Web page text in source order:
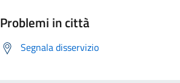
Problemi in città
Segnala disservizio